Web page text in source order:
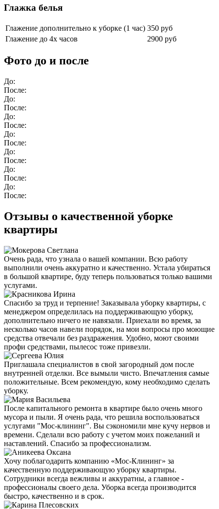
Глажка белья
Глажение дополнительно к уборке (1 час) 350 руб
Глажение до 4х часов
2900 руб
Фото до и после
До:
После:
До:
После:
До:
После:
До:
После:
До:
После:
До:
После:
До:
После:
Отзывы о качественной уборке
квартиры
Очень рада, что узнала о вашей компании. Всю работу
выполнили очень аккуратно и качественно. Устала убираться
в большой квартире, буду теперь пользоваться только вашими
услугами.
Спасибо за труд и терпение! Заказывала уборку квартиры, с
менеджером определилась на поддерживающую уборку,
дополнительно ничего не навязали. Приехали во время, за
несколько часов навели порядок, на мои вопросы про моющие
средства отвечали без раздражения. Удобно, моют своими
профи средствами, пылесос тоже привезли.
Приглашала специалистов в свой загородный дом после
внутренней отделки. Все вымыли чисто. Впечатления самые
положительные. Всем рекомендую, кому необходимо сделать
уборку.
После капитального ремонта в квартире было очень много
мусора и пыли. Я очень рада, что решила воспользоваться
услугами "Мос-клининг". Вы сэкономили мне кучу нервов и
времени. Сделали всю работу с учетом моих пожеланий и
наставлений. Спасибо за профессионализм.
Хочу поблагодарить компанию «Мос-Клининг» за
качественную поддерживающую уборку квартиры.
Сотрудники всегда вежливы и аккуратны, а главное -
профессионалы своего дела. Уборка всегда производится
быстро, качественно и в срок.